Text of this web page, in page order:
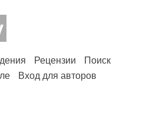
Рецензии
Поиск
Вход для авторов